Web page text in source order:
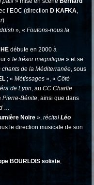
l’EOC (direction D KAFKA,
)
», « Foutons-nous la
débute en 2000 à
« le trésor magnifique » et se
chants de la Méditerranée, sous
; « Métissages », « Côté
de Lyon, au CC Charlie
Pierre-Bénite, ainsi que dans
…
Noire », récital Léo
le direction musicale de son
BOURLOIS soliste,